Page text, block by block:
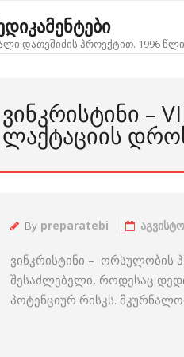
დათეშიძის პროექტით. 1996
ᲕᲘᲜᲙᲠᲘᲡᲢᲘᲜᲘ –
ᲚᲐᲥᲢᲐᲪᲘᲘᲡ
By preparatebi
ვინკრისტინი – ორსულობის
შესაძლებელი, როდესაც
პოტენციურ რისკს.